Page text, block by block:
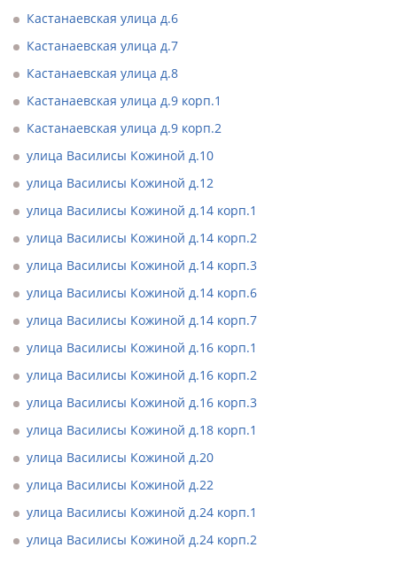
Кастанаевская улица д.6
Кастанаевская улица д.7
Кастанаевская улица д.8
Кастанаевская улица д.9 корп.1
Кастанаевская улица д.9 корп.2
улица Василисы Кожиной д.10
улица Василисы Кожиной д.12
улица Василисы Кожиной д.14 корп.1
улица Василисы Кожиной д.14 корп.2
улица Василисы Кожиной д.14 корп.3
улица Василисы Кожиной д.14 корп.6
улица Василисы Кожиной д.14 корп.7
улица Василисы Кожиной д.16 корп.1
улица Василисы Кожиной д.16 корп.2
улица Василисы Кожиной д.16 корп.3
улица Василисы Кожиной д.18 корп.1
улица Василисы Кожиной д.20
улица Василисы Кожиной д.22
улица Василисы Кожиной д.24 корп.1
улица Василисы Кожиной д.24 корп.2